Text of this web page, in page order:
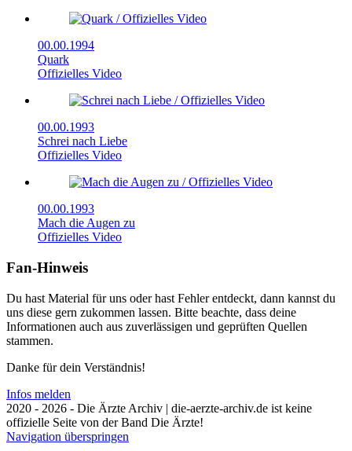
00.00.1994
Quark
Offizielles Video
00.00.1993
Schrei nach Liebe
Offizielles Video
00.00.1993
Mach die Augen zu
Offizielles Video
Fan-Hinweis
Du hast Material für uns oder hast Fehler entdeckt, dann kannst du
uns diese gern zukommen lassen. Bitte beachte, dass deine
Informationen auch aus zuverlässigen und geprüften Quellen
stammen.
Danke für dein Verständnis!
Infos melden
2020 - 2026 - Die Ärzte Archiv | die-aerzte-archiv.de ist keine
offizielle Seite von der Band Die Ärzte!
Navigation überspringen